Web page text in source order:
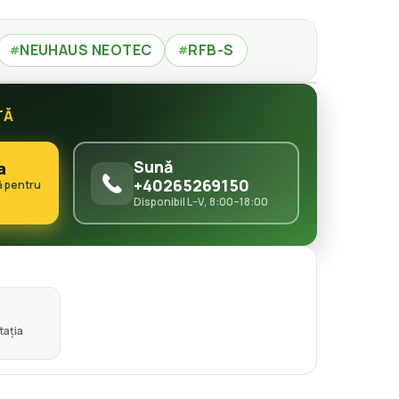
#NEUHAUS NEOTEC #RFB-S
pentru
Sună
+40265269150
Disponibil L–V, 8:00–18:00